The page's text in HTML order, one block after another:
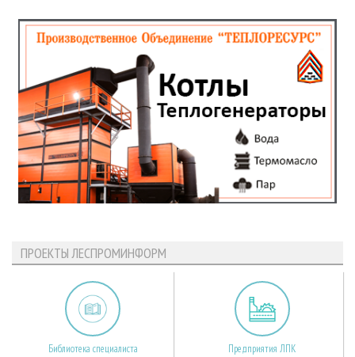
ПРОЕКТЫ ЛЕСПРОМИНФОРМ
Библиотека специалиста Предприятия ЛПК